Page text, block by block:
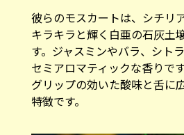
彼らのモスカートは、シチリ
キラキラと輝く白亜の石灰土
す。ジャスミンやバラ、シト
セミアロマティックな香りで
グリップの効いた酸味と舌に
特徴です。